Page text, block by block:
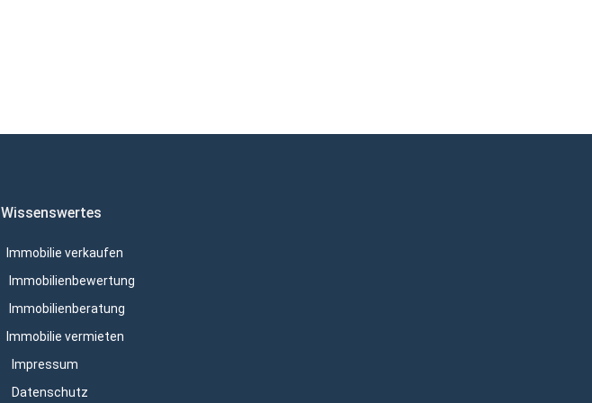
Wissenswertes
Immobilie verkaufen
Immobilienbewertung
Immobilienberatung
Immobilie vermieten
Impressum
Datenschutz